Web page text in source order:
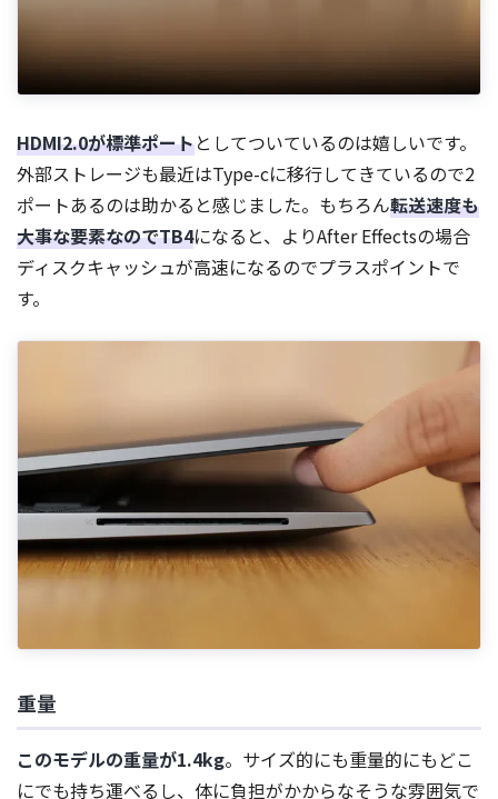
HDMI2.0が標準ポートとしてついているのは嬉しいです。
外部ストレージも最近はType-cに移行してきているので2
ポートあるのは助かると感じました。もちろん転送速度も
大事な要素なのでTB4になると、よりAfter Effectsの場合
ディスクキャッシュが高速になるのでプラスポイントで
す。
重量
このモデルの重量が1.4kg。サイズ的にも重量的にもどこ
にでも持ち運べるし、体に負担がかからなそうな雰囲気で